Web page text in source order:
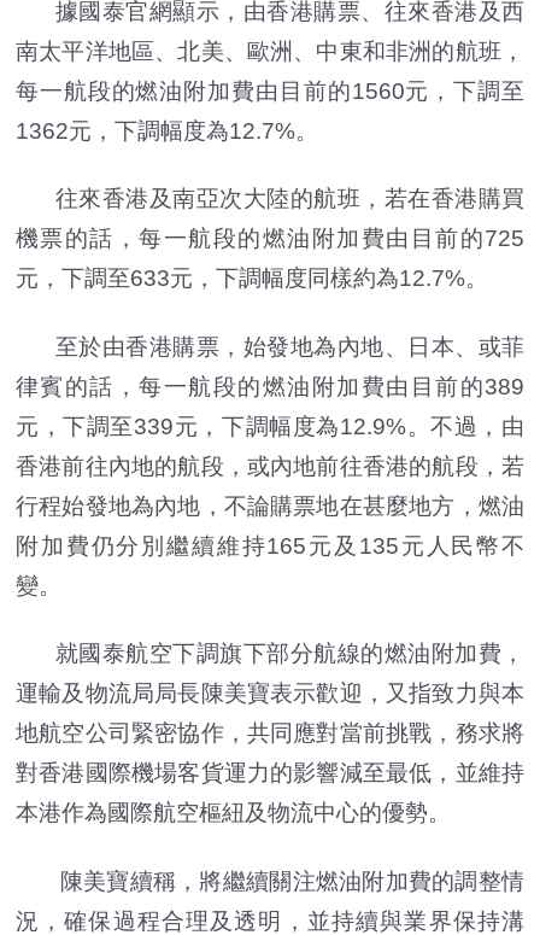
據國泰官網顯示，由香港購票、往來香港及西
南太平洋地區、北美、歐洲、中東和非洲的航班，
每一航段的燃油附加費由目前的1560元，下調至
1362元，下調幅度為12.7%。
往來香港及南亞次大陸的航班，若在香港購買
機票的話，每一航段的燃油附加費由目前的725
元，下調至633元，下調幅度同樣約為12.7%。
至於由香港購票，始發地為內地、日本、或菲
律賓的話，每一航段的燃油附加費由目前的389
元，下調至339元，下調幅度為12.9%。不過，由
香港前往內地的航段，或內地前往香港的航段，若
行程始發地為內地，不論購票地在甚麼地方，燃油
附加費仍分別繼續維持165元及135元人民幣不
變。
就國泰航空下調旗下部分航線的燃油附加費，
運輸及物流局局長陳美寶表示歡迎，又指致力與本
地航空公司緊密協作，共同應對當前挑戰，務求將
對香港國際機場客貨運力的影響減至最低，並維持
本港作為國際航空樞紐及物流中心的優勢。
陳美寶續稱，將繼續關注燃油附加費的調整情
況，確保過程合理及透明，並持續與業界保持溝